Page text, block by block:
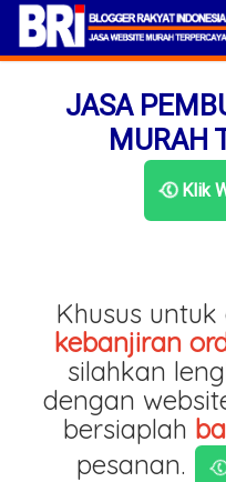
JASA
MURAH
Klik
Khusus
kebanjiran
silahkan
dengan
bersiaplah
pesanan.